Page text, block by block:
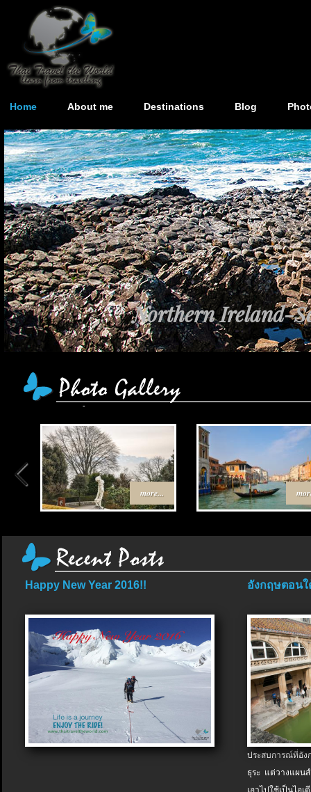
Home About me Destinations Blog
Northern Ireland-
เส้นทาง Egypt-
more...
Happy New Year 2016!! อังกฤษตอนใ
ประสบการณ์ที่อัง
ธุระ แต่วางแผน
เอาไปใช้เป็นไอ